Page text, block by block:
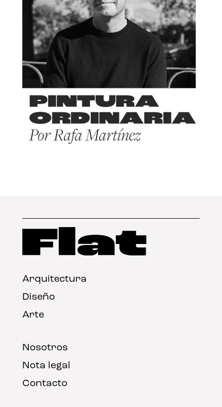
Arquitectura
Diseño
Arte
Nosotros
Nota legal
Contacto